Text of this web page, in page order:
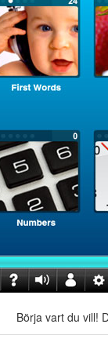
Börja vart du vill!